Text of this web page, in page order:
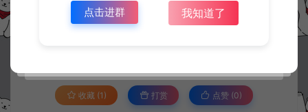
此资源下载价格为 30 星钻，请先 登录
收藏 (1) 打赏 点赞 (0)
点击进群 我知道了